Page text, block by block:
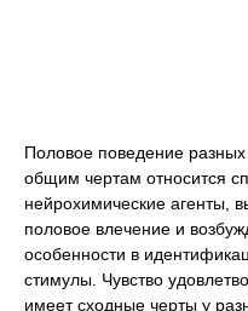
Половое поведение
общим чертам относится
нейрохимические
половое влечение и
особенности в
стимулы. Чувство
имеет сходные черты у